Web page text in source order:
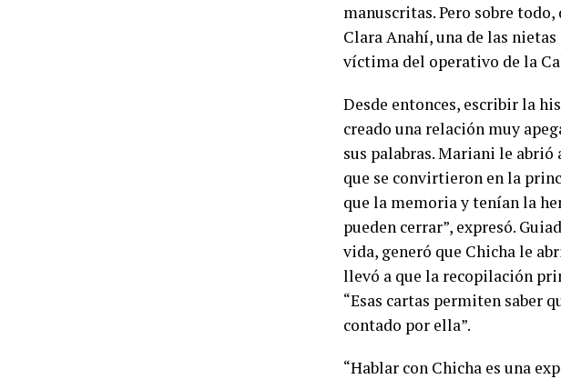
manuscritas. Pero sobre
Clara Anahí, una de las
víctima del operativo de la
Desde entonces, escribir la
creado una relación muy
sus palabras. Mariani le abrió
que se convirtieron en la
que la memoria y tenían la
pueden cerrar”, expresó.
vida, generó que Chicha le
llevó a que la recopilación
“Esas cartas permiten saber
contado por ella”.
“Hablar con Chicha es una